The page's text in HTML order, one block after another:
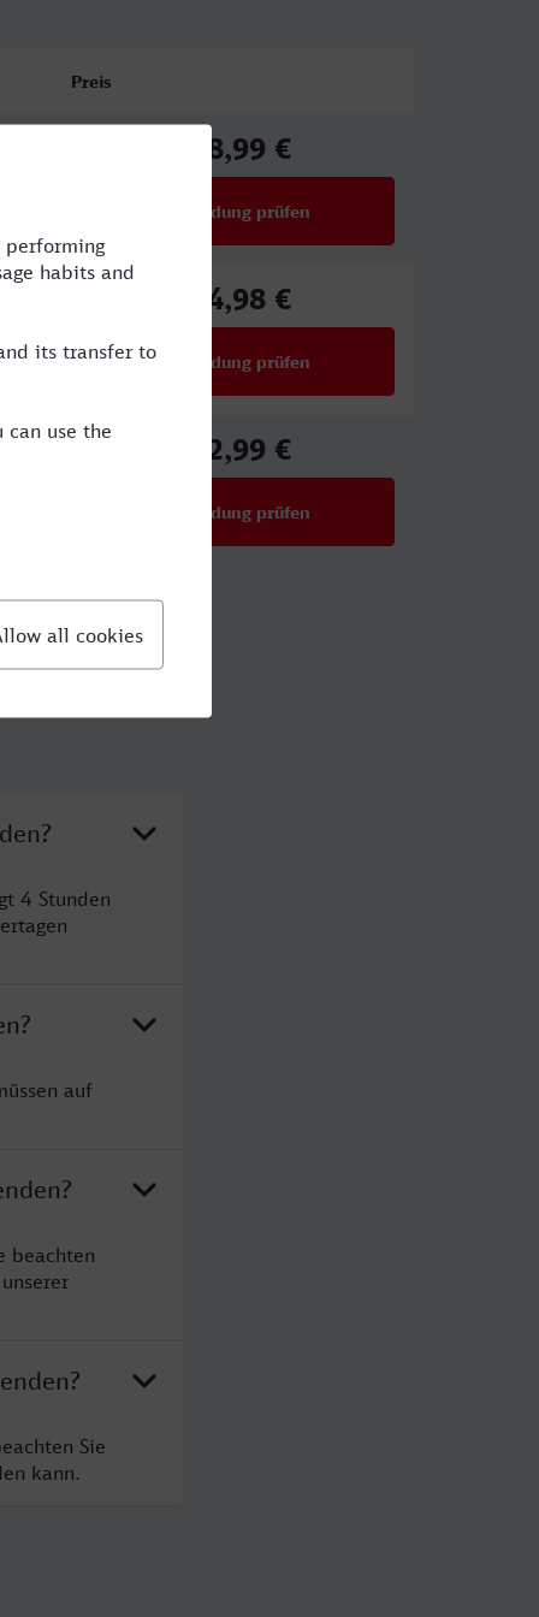
Preis
88,99 €
Verbindung prüfen
64,98 €
Verbindung prüfen
92,99 €
Verbindung prüfen
4 Stunden
auf
beachten
Sie
kann.